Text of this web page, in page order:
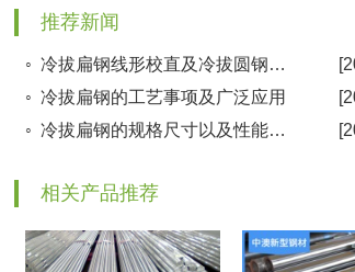
推荐新闻
◦ 冷拔扁钢线形校直及冷拔圆钢生产加工方法
◦ 冷拔扁钢的工艺事项及广泛应用
◦ 冷拔扁钢的规格尺寸以及性能要求
相关产品推荐